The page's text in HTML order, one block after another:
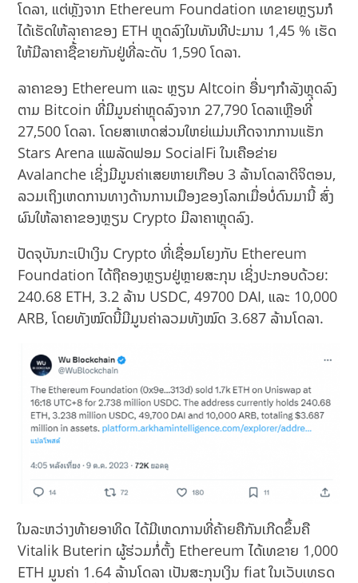
ໂດລາ, ແຕ່ຫຼັງຈາກ Ethereum Foundation ເທຂາຍຫຼຽນກໍ
ໄດ້ເຮັດໃຫ້ລາຄາຂອງ ETH ຫຼຸດລົງໃນທັນທີປະມານ 1,45 % ເຮັດ
ໃຫ້ມີລາຄາຊື້່ຂາຍກັນຢູ່ທີ່ລະດັບ 1,590 ໂດລາ.
ລາຄາຂອງ Ethereum ແລະ ຫຼຽນ Altcoin ອື່ນໆກຳລັງຫຼຸດລົງ
ຕາມ Bitcoin ທີ່ມີມູນຄ່າຫຼຸດລົງຈາກ 27,790 ໂດລາເຫຼືອທີ່
27,500 ໂດລາ. ໂດຍສາເຫດສ່ວນໃຫຍ່ແມ່ນເກີດຈາກການແຮັກ
Stars Arena ແພລັດຟອມ SocialFi ໃນເຄືອຂ່າຍ
Avalanche ເຊິ່ງມີມູນຄ່າເສຍຫາຍເກືອບ 3 ລ້ານໂດລາດິຈິຕອນ,
ລວມເຖິງເຫດການທາງດ້ານການເມືອງຂອງໂລກເມື່ອບໍ່ດົນມານີ້ ສົ່ງ
ຜົນໃຫ້ລາຄາຂອງຫຼຽນ Crypto ມີລາຄາຫຼຸດລົງ.
ປັດຈຸບັນກະເປົາເງິນ Crypto ທີ່ເຊື່ອມໂຍງກັບ Ethereum
Foundation ໄດ້ຖືຄອງຫຼຽນຢູ່ຫຼາຍສະກຸນ ເຊິ່ງປະກອບດ້ວຍ:
240.68 ETH, 3.2 ລ້ານ USDC, 49700 DAI, ແລະ 10,000
ARB, ໂດຍທັງໝົດນີ້ມີມູນຄ່າລວມທັງໝົດ 3.687 ລ້ານໂດລາ.
ໃນລະຫວ່າງທ້າຍອາທິດ ໄດ້ມີເຫດການທີ່ຄ້າຍຄືກັນເກີດຂຶ້ນຄື
Vitalik Buterin ຜູ້ຮ່ວມກໍ່ຕັ້ງ Ethereum ໄດ້ເທຂາຍ 1,000
ETH ມູນຄ່າ 1.64 ລ້ານໂດລາ ເປັນສະກຸນເງິນ fiat ໃນເວັບເທຣດ